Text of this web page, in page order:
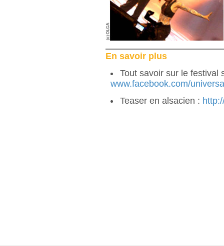
En savoir plus
Tout savoir sur le festival
www.facebook.com/
Teaser en alsacien :